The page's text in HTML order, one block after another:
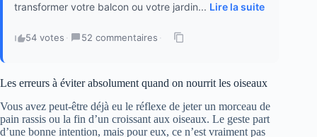
transformer votre balcon ou votre jardin... Lire la suite
54 votes · 52 commentaires ·
Les erreurs à éviter absolument quand on nourrit les oiseaux
Vous avez peut-être déjà eu le réflexe de jeter un morceau de
pain rassis ou la fin d’un croissant aux oiseaux. Le geste part
d’une bonne intention, mais pour eux, ce n’est vraiment pas